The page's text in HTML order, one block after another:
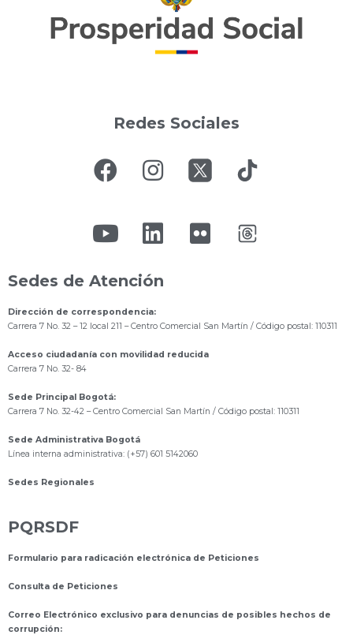
Redes Sociales
Sedes de Atención
Dirección de correspondencia:
Carrera 7 No. 32 – 12 local 211 – Centro Comercial San Martín / Código postal: 110311
Acceso ciudadanía con movilidad reducida
Carrera 7 No. 32- 84
Sede Principal Bogotá:
Carrera 7 No. 32-42 – Centro Comercial San Martín / Código postal: 110311
Sede Administrativa Bogotá
Línea interna administrativa: (+57) 601 5142060
Sedes Regionales
PQRSDF
Formulario para radicación electrónica de Peticiones
Consulta de Peticiones
Correo Electrónico exclusivo para denuncias de posibles hechos de
corrupción: